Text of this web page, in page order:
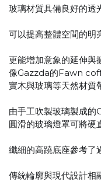
玻璃材質具備良好的透
可以提高整體空間的明
更能增加意象的延伸與
像Gazzda的Fawn
實木與玻璃等天然材質
由手工吹製玻璃製成
圓滑的玻璃燈罩可將硬
纖細的高蹺底座參考了
傳統輪廓與現代設計相